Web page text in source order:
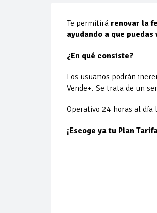
Te permitirá renovar la
ayudando a que
¿En qué consiste?
Los usuarios podrán
Vende+. Se trata de un
Operativo 24 horas al día
¡Escoge ya tu Plan
3
6
12